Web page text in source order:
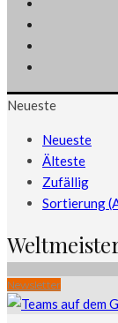
Neueste
Neueste
Älteste
Zufällig
Sortierung
Newsletter